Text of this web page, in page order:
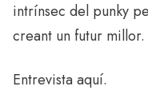
intrínsec del punky
creant un futur millor.
Entrevistaaquí.